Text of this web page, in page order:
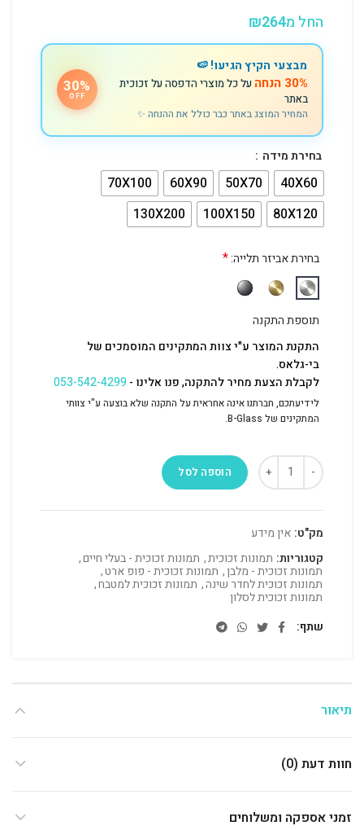
החל מ ₪264
מבצעי הקיץ הגיעו! 🍉
30% הנחה
על כל מוצרי הדפסה על זכוכית
באתר
המחיר המוצג באתר כבר כולל את ההנחה ✨
30%
OFF
בחירת מידה
40X60
50X70
60X90
70X100
80X120
100X150
130X200
בחירת אביזר תלייה:*
תוספת התקנה
התקנת המוצר ע"י צוות המתקינים המוסמכים של
בי-גלאס.
לקבלת הצעת מחיר להתקנה, פנו אלינו -053-542-4299
לידיעתכם, חברתנו אינה אחראית על התקנה שלא בוצעה ע"י צוותי
המתקינים של B-Glass.
הוספה לסל
מק"ט: אין מידע
קטגוריות: תמונות זכוכית, תמונות זכוכית - בעלי חיים,
תמונות זכוכית - מלבן, תמונות זכוכית - פופ ארט,
תמונות זכוכית לחדר שינה, תמונות זכוכית למטבח,
תמונות זכוכית לסלון
שתף
תיאור
חוות דעת (0)
זמני אספקה ומשלוחים